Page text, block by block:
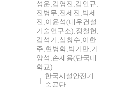
성운,김영진 ,김인규,
진병무,전세진 ,박세
진 ,이윤석(대우건설
기술연구소),정철헌 ,
김석기 ,심창수,이한
주,현병학,박기만,기
양석 ,손재용(단국대
학교)
한국시설안전기
술공단